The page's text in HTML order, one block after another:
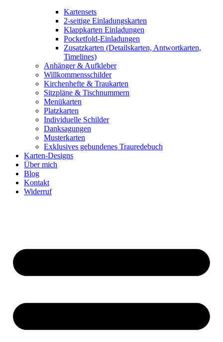
Kartensets
2-seitige Einladungskarten
Klappkarten Einladungen
Pocketfold-Einladungen
Zusatzkarten (Detailskarten, Antwortkarten,
Timelines)
Anhänger & Aufkleber
Willkommensschilder
Kirchenhefte & Traukarten
Sitzpläne & Tischnummern
Menükarten
Platzkarten
Individuelle Schilder
Danksagungen
Musterkarten
Exklusives gebundenes Trauredebuch
Karten-Designs
Über mich
Blog
Kontakt
Widerruf